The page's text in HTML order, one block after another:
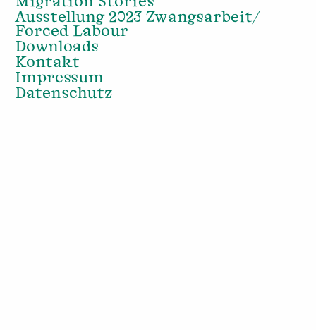
Migration Stories
Ausstellung 2023 Zwangsarbeit/
Forced Labour
Downloads
Kontakt
Impressum
Datenschutz